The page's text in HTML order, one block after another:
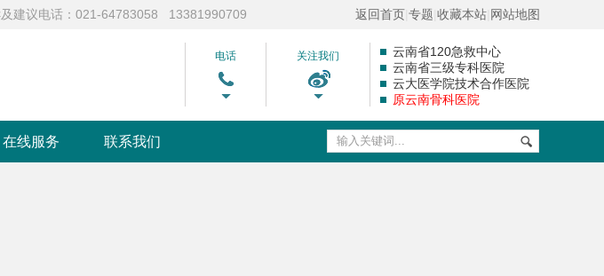
建议电话：021-64783058 13381990709 返回首页 专题 收藏本站 网站地图
电话 关注我们
云南省120急救中心
云南省三级专科医院
云大医学院技术合作医院
原云南骨科医院
在线服务 联系我们